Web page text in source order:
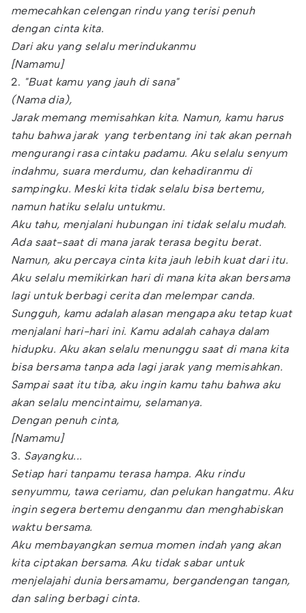
memecahkan celengan rindu yang terisi penuh
dengan cinta kita.
Dari aku yang selalu merindukanmu
[Namamu]
2. "Buat kamu yang jauh di sana"
(Nama dia),
Jarak memang memisahkan kita. Namun, kamu harus
tahu bahwa jarak yang terbentang ini tak akan pernah
mengurangi rasa cintaku padamu. Aku selalu senyum
indahmu, suara merdumu, dan kehadiranmu di
sampingku. Meski kita tidak selalu bisa bertemu,
namun hatiku selalu untukmu.
Aku tahu, menjalani hubungan ini tidak selalu mudah.
Ada saat-saat di mana jarak terasa begitu berat.
Namun, aku percaya cinta kita jauh lebih kuat dari itu.
Aku selalu memikirkan hari di mana kita akan bersama
lagi untuk berbagi cerita dan melempar canda.
Sungguh, kamu adalah alasan mengapa aku tetap kuat
menjalani hari-hari ini. Kamu adalah cahaya dalam
hidupku. Aku akan selalu menunggu saat di mana kita
bisa bersama tanpa ada lagi jarak yang memisahkan.
Sampai saat itu tiba, aku ingin kamu tahu bahwa aku
akan selalu mencintaimu, selamanya.
Dengan penuh cinta,
[Namamu]
3. Sayangku...
Setiap hari tanpamu terasa hampa. Aku rindu
senyummu, tawa ceriamu, dan pelukan hangatmu. Aku
ingin segera bertemu denganmu dan menghabiskan
waktu bersama.
Aku membayangkan semua momen indah yang akan
kita ciptakan bersama. Aku tidak sabar untuk
menjelajahi dunia bersamamu, bergandengan tangan,
dan saling berbagi cinta.